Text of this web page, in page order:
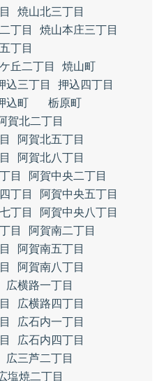
焼山北三丁目
丁目
焼山本庄三丁目
丁目
丘二丁目
焼山町
込三丁目
押込四丁目
込町
栃原町
賀北二丁目
阿賀北五丁目
阿賀北八丁目
目
阿賀中央二丁目
丁目
阿賀中央五丁目
丁目
阿賀中央八丁目
目
阿賀南二丁目
阿賀南五丁目
阿賀南八丁目
広横路一丁目
広横路四丁目
広石内一丁目
広石内四丁目
広三芦二丁目
塩焼二丁目